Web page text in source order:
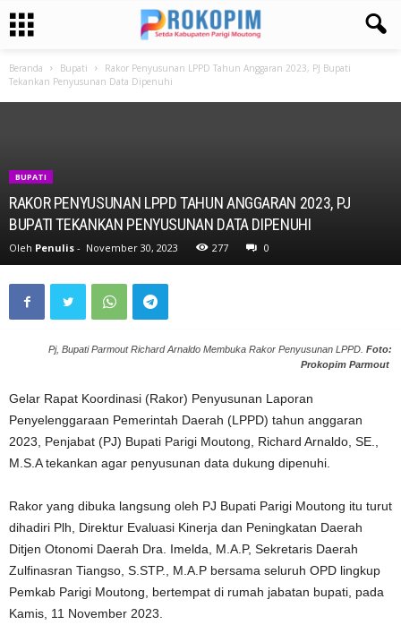
Beranda Bupati
Rakor Penyusunan LPPD Tahun Anggaran 2023, PJ Bupati
Tekankan Penyusunan Data Dipenuhi
BUPATI
RAKOR PENYUSUNAN LPPD TAHUN ANGGARAN 2023, PJ
BUPATI TEKANKAN PENYUSUNAN DATA DIPENUHI
Oleh Penulis - November 30, 2023 277 0
Pj, Bupati Parmout Richard Arnaldo Membuka Rakor Penyusunan LPPD. Foto:
Prokopim Parmout
Gelar Rapat Koordinasi (Rakor) Penyusunan Laporan
Penyelenggaraan Pemerintah Daerah (LPPD) tahun anggaran
2023, Penjabat (PJ) Bupati Parigi Moutong, Richard Arnaldo, SE.,
M.S.A tekankan agar penyusunan data dukung dipenuhi.
Rakor yang dibuka langsung oleh PJ Bupati Parigi Moutong itu turut
dihadiri Plh, Direktur Evaluasi Kinerja dan Peningkatan Daerah
Ditjen Otonomi Daerah Dra. Imelda, M.A.P, Sekretaris Daerah
Zulfinasran Tiangso, S.STP., M.A.P bersama seluruh OPD lingkup
Pemkab Parigi Moutong, bertempat di rumah jabatan bupati, pada
Kamis, 11 November 2023.